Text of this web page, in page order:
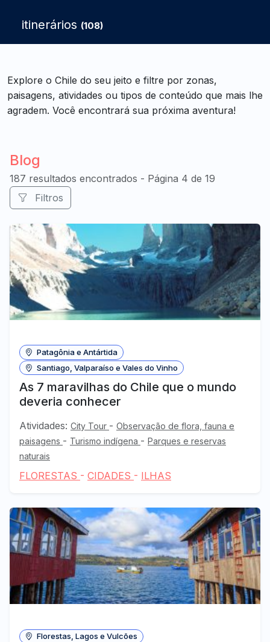
itinerários (108)
Explore o Chile do seu jeito e filtre por zonas,
paisagens, atividades ou tipos de conteúdo que mais lhe
agradem. Você encontrará sua próxima aventura!
Blog
187 resultados encontrados - Página 4 de 19
Filtros
Patagônia e Antártida
Santiago, Valparaíso e Vales do Vinho
As 7 maravilhas do Chile que o mundo
deveria conhecer
Atividades: City Tour - Observação de flora, fauna e
paisagens - Turismo indígena - Parques e reservas
naturais
FLORESTAS - CIDADES - ILHAS
Florestas, Lagos e Vulcões